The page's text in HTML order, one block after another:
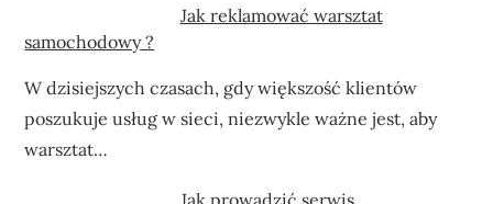
Jak reklamować warsztat
samochodowy ?
W dzisiejszych czasach, gdy większość klientów
poszukuje usług w sieci, niezwykle ważne jest, aby
warsztat…
Jak prowadzić serwis